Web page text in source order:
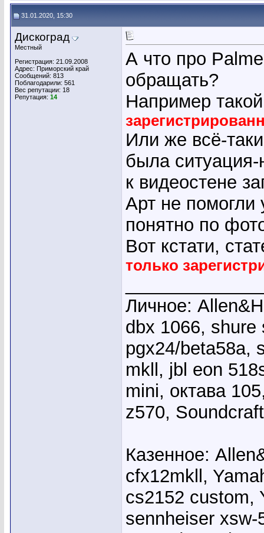
31.01.2020, 15:30
Дискоград
Местный
Регистрация: 21.09.2008
Адрес: Приморский край
Сообщений: 813
Поблагодарили: 561
Вес репутации: 18
Репутация: 14
А что про
обращать?
Например
Или же всё-
была
к видеостене
Арт не помогли
понятно по
Вот кстати,
только
Личное:
dbx 1066,
pgx24/beta58a,
mkll, jbl eon
mini, октава
z570,
Казенное:
cfx12mkll,
cs2152 custom,
sennheiser